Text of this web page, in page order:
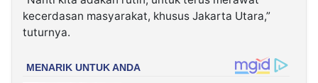
kecerdasan masyarakat, khusus Jakarta Utara,”
tuturnya.